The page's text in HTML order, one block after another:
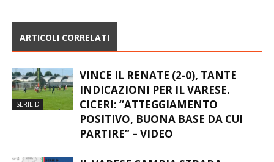
ARTICOLI CORRELATI
SERIE D
VINCE IL RENATE (2-0), TANTE
INDICAZIONI PER IL VARESE.
CICERI: “ATTEGGIAMENTO
POSITIVO, BUONA BASE DA CUI
PARTIRE” – VIDEO